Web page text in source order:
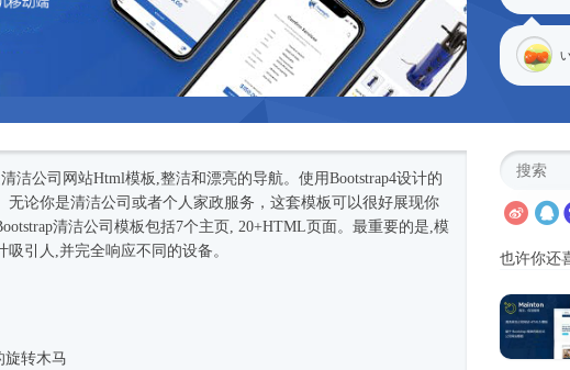
清洁公司网站Html模板 ,整洁和漂亮的导航。使用Bootstrap4设计的
无论你是清洁公司或者个人家政服务，这套模板可以很好展现你
清洁公司模板包括7个主页, 20+HTML页面。最重要的是,模
吸引人,并完全响应不同的设备。
旋转木马
也许你还